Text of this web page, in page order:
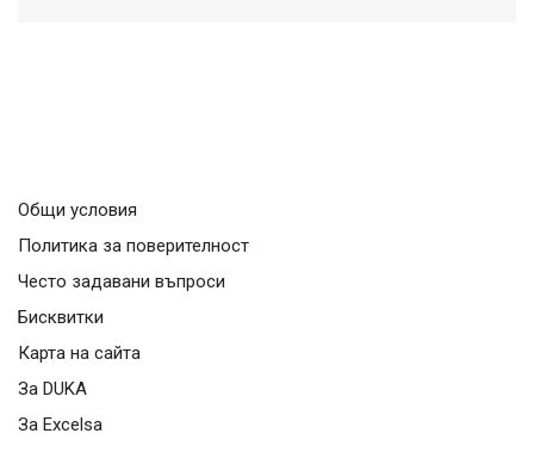
Общи условия
Политика за поверителност
Често задавани въпроси
Бисквитки
Карта на сайта
За DUKA
За Excelsa